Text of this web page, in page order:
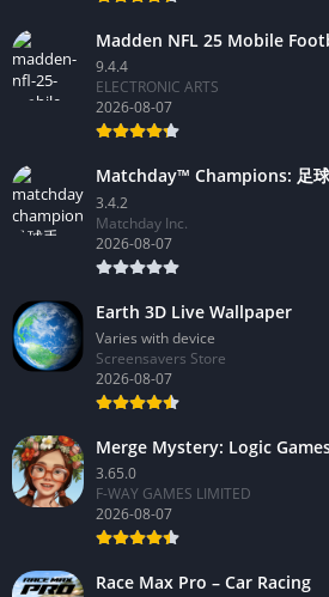
Madden NFL 25 Mobile
9.4.4
ELECTRONIC ARTS
2026-08-07
Matchday™ Champions: 足
3.4.2
Matchday Inc.
2026-08-07
Earth 3D Live Wallpaper
Varies with device
Screensavers Store
2026-08-07
Merge Mystery: Logic
3.65.0
F-WAY GAMES LIMITED
2026-08-07
Race Max Pro – Car Racing